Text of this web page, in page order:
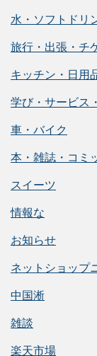
水・ソフトドリ
旅行・出張・チ
キッチン・日用
学び・サービス
車・バイク
本・雑誌・コミ
スイーツ
情報な
お知らせ
ネットショップ
中国淅
雑談
楽天市場